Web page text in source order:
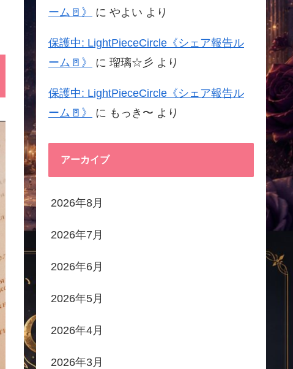
ーム🚪》
に やよい より
保護中: LightPieceCircle《シェア報告ル
ーム🚪》
に 瑠璃☆彡 より
保護中: LightPieceCircle《シェア報告ル
ーム🚪》
に もっき〜 より
アーカイブ
2026年8月
2026年7月
2026年6月
2026年5月
2026年4月
2026年3月